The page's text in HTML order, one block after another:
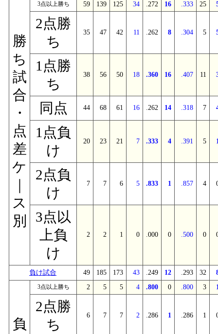
勝
ち
試
合
・
点
差
ケ
ス
別
3点以上勝ち 59 139 125 34 .272 16 .333 25
2点勝
ち
35 47 42 11 .262 8 .304 5
1点勝
ち
38 56 50 18 .360 16 .407 11
同点 44 68 61 16 .262 14 .318 7
1点負
け
20 23 21 7 .333 4 .391 5
2点負
け
7 7 6 5 .833 1 .857 4
3点以
上負
け
2 2 1 0 .000 0 .500 0
負け試合 49 185 173 43 .249 12 .293 32
負
3点以上勝ち 2 5 5 4 .800 0 .800 3
2点勝
ち
6 7 7 2 .286 1 .286 1